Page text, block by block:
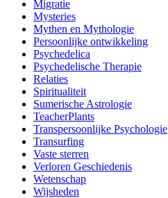
Migratie
Mysteries
Mythen en Mythologie
Persoonlijke ontwikkeling
Psychedelica
Psychedelische Therapie
Relaties
Spiritualiteit
Sumerische Astrologie
TeacherPlants
Transpersoonlijke Psychologie
Transurfing
Vaste sterren
Verloren Geschiedenis
Wetenschap
Wijsheden